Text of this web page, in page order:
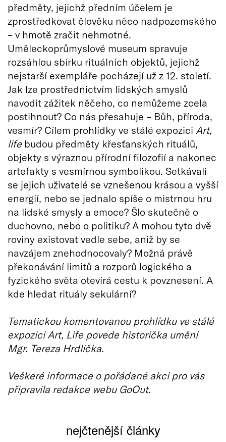
předměty, jejichž předním účelem je
zprostředkovat člověku něco nadpozemského
– v hmotě zračit nehmotné.
Uměleckoprůmyslové museum spravuje
rozsáhlou sbírku rituálních objektů, jejichž
nejstarší exempláře pocházejí už z 12. století.
Jak lze prostřednictvím lidských smyslů
navodit zážitek něčeho, co nemůžeme zcela
postihnout? Co nás přesahuje – Bůh, příroda,
vesmír? Cílem prohlídky ve stálé expozici Art,
lifebudou předměty křesťanských rituálů,
objekty s výraznou přírodní filozofií a nakonec
artefakty s vesmírnou symbolikou. Setkávali
se jejich uživatelé se vznešenou krásou a vyšší
energií, nebo se jednalo spíše o mistrnou hru
na lidské smysly a emoce? Šlo skutečně o
duchovno, nebo o politiku? A mohou tyto dvě
roviny existovat vedle sebe, aniž by se
navzájem znehodnocovaly? Možná právě
překonávání limitů a rozporů logického a
fyzického světa otevírá cestu k povznesení. A
kde hledat rituály sekulární?
Tematickou komentovanou prohlídku ve stálé
expozici Art, Life povede historička umění
Mgr. Tereza Hrdlička.
Veškeré informace o pořádané akci pro vás
připravila redakce webu GoOut.
nejčtenější články